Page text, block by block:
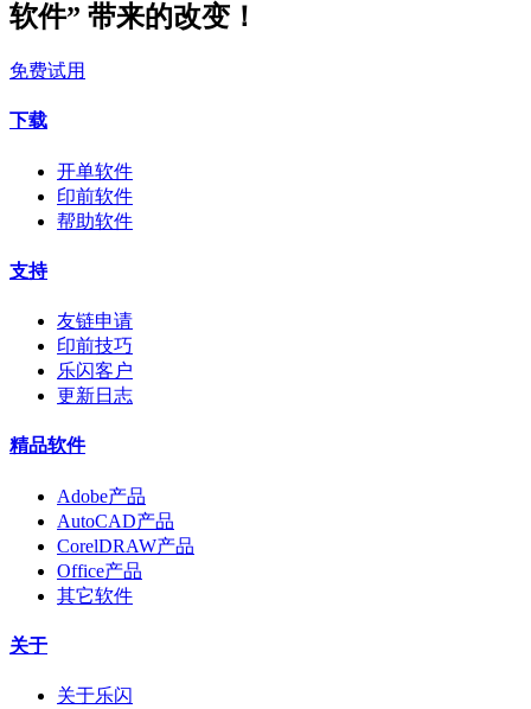
软件” 带来的改变！
免费试用
下载
开单软件
印前软件
帮助软件
支持
友链申请
印前技巧
乐闪客户
更新日志
精品软件
Adobe产品
AutoCAD产品
CorelDRAW产品
Office产品
其它软件
关于
关于乐闪